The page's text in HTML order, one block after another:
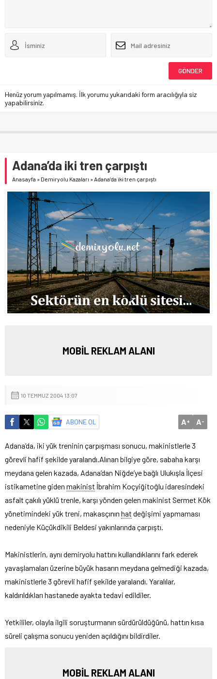
Henüz yorum yapılmamış. İlk yorumu yukarıdaki form aracılığıyla siz
yapabilirsiniz.
Adana’da iki tren çarpıştı
Anasayfa » Demiryolu Kazaları »Adana’da iki tren çarpıştı
MOBİL REKLAM ALANI
10 TEMMUZ 2004 13:07
ABONE OL A+ A-
Adana’da, iki yük treninin çarpışması sonucu, makinistlerle 3
görevli hafif şekilde yaralandı.Alınan bilgiye göre, sabaha karşı
meydana gelen kazada, Adana’dan Niğde’ye bağlı Ulukışla İlçesi
istikametine giden makinist İbrahim Koçyiğitoğlu idaresindeki
asfalt çakılı yüklü trenle, karşı yönden gelen makinist Sermet Kök
yönetimindeki yük treni, makasçının hat değişimi yapmaması
nedeniyle Küçükdikili Beldesi yakınlarında çarpıştı.
Makinistlerin, aynı demiryolu hattını kullandıklarını fark ederek
yavaşlamaları üzerine büyük hasarın meydana gelmediği kazada,
makinistlerle 3 görevli hafif şekilde yaralandı. Yaralılar,
kaldırıldıkları hastanede ayakta tedavi edildiler.
Yetkililer, olayla ilgili soruşturmanın sürdürüldüğünü, hattın kısa
süreli çalışma sonucu yeniden açıldığını bildirdiler.
MOBİL REKLAM ALANI